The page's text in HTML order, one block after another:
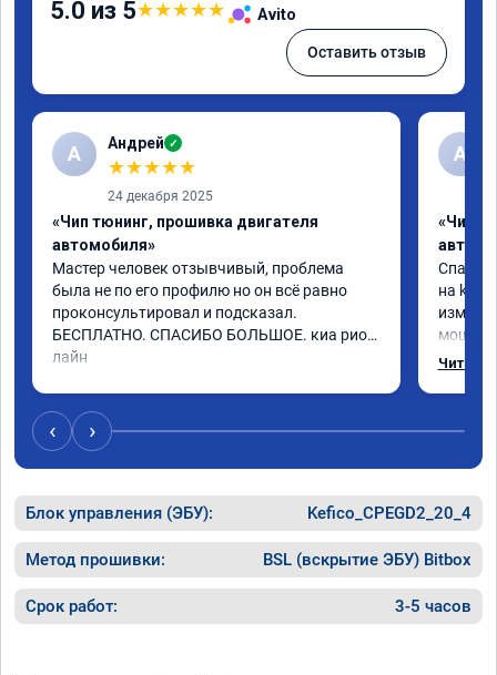
5.0 из 5★★★★★ Avito
Оставить отзыв
А Андрей ✓
★★★★★
24 декабря 2025
«Чип тюнинг, прошивка двигателя
автомобиля»
Мастер человек отзывчивый, проблема
была не по его профилю но он всё равно
проконсультировал и подсказал.
БЕСПЛАТНО. СПАСИБО БОЛЬШОЕ. киа рио х
лайн
A
«Чип
на kia
Читать
‹ ›
Блок управления (ЭБУ): Kefico_CPEGD2_20_4
Метод прошивки: BSL (вскрытие ЭБУ) Bitbox
Срок работ: 3-5 часов